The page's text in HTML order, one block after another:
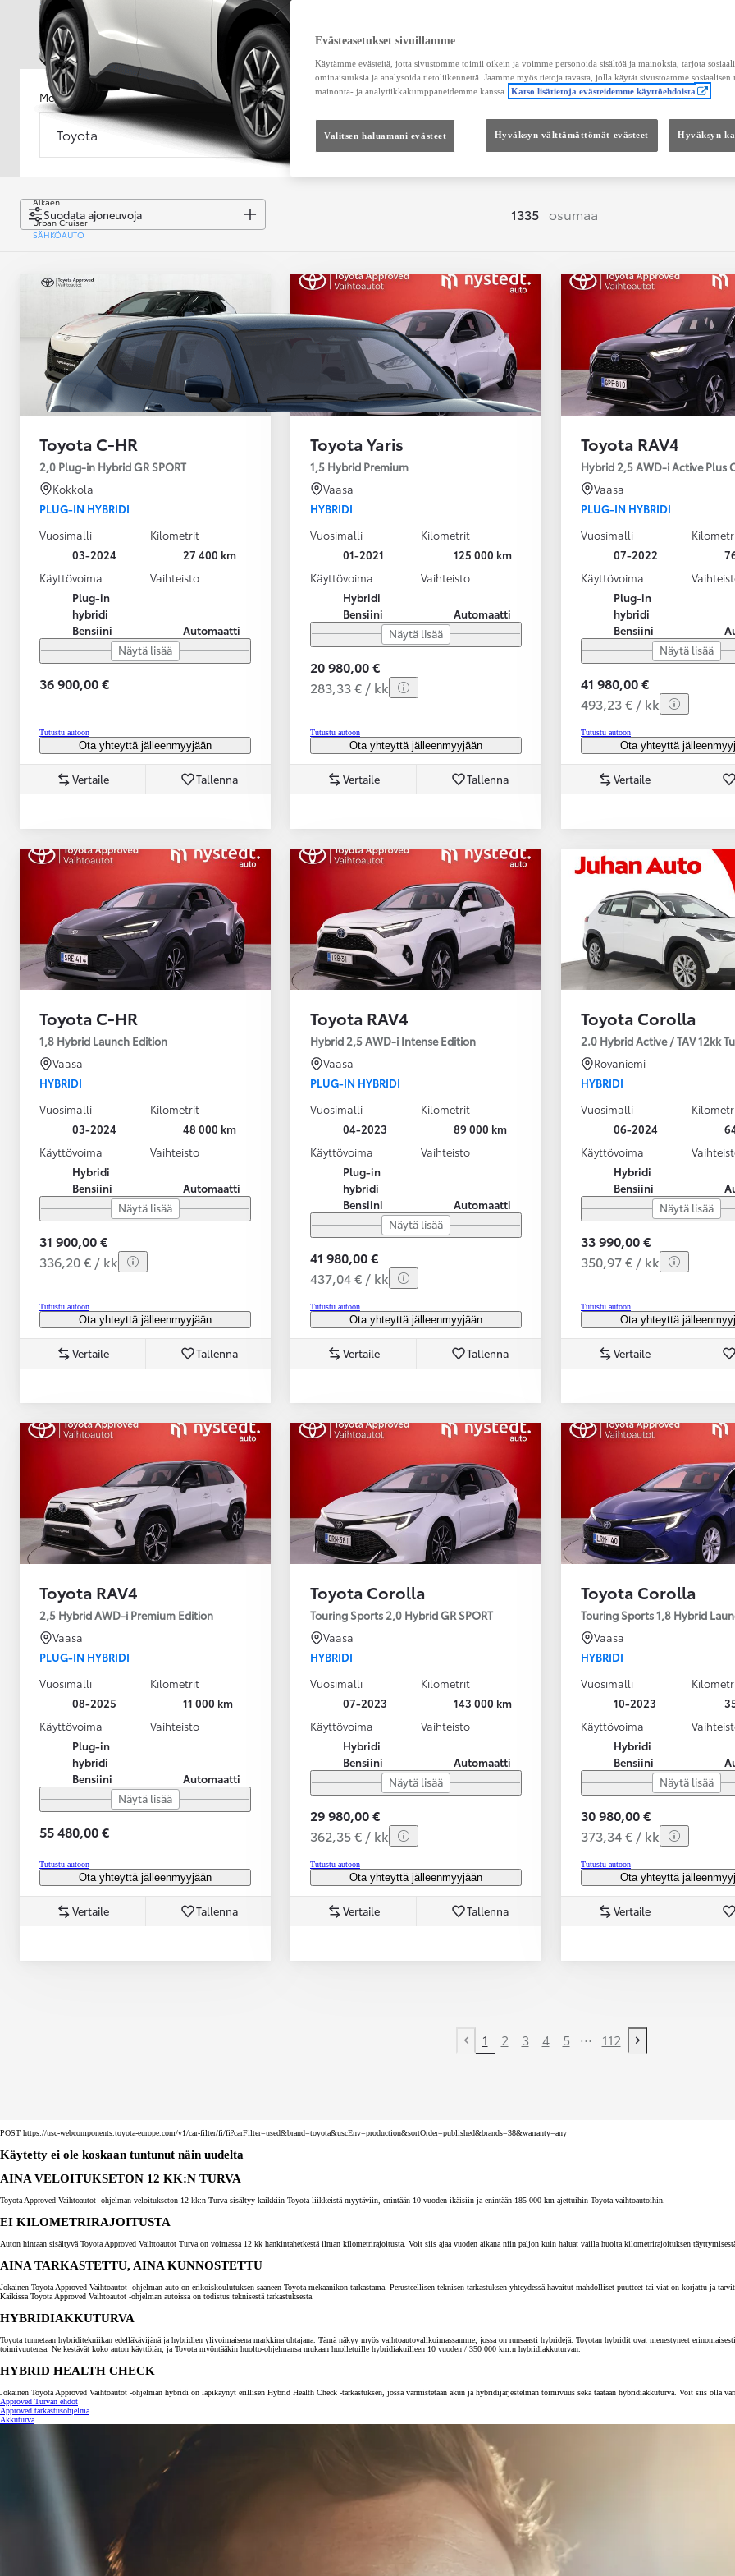
Alkaen
Urban Cruiser
SÄHKÖAUTO
Alkaen
tai kuukausierä
Merkki
Toyota
Malli
Malli
Hinta
Kokonaishinta
Suodata ajoneuvoja 1335 osumaa
Toyota C-HR
2,0 Plug-in Hybrid GR SPORT
Kokkola
PLUG-IN HYBRIDI
Vuosimalli
03-2024
Kilometrit
27 400 km
Käyttövoima
Plug-in
hybridi
Bensiini
Vaihteisto
Automaatti
Näytä lisää
36 900,00 €
Tutustu autoon
Ota yhteyttä jälleenmyyjään
Vertaile Tallenna
Toyota Yaris
1,5 Hybrid Premium
Vaasa
HYBRIDI
Vuosimalli
01-2021
Kilometrit
125 000 km
Käyttövoima
Hybridi
Bensiini
Vaihteisto
Automaatti
Näytä lisää
20 980,00 €
283,33 € / kk
Tutustu autoon
Ota yhteyttä jälleenmyyjään
Vertaile Tallenna
Toyota RAV4
Hybrid 2,5 AWD-i Active Plus
Vaasa
PLUG-IN HYBRIDI
Vuosimalli
07-2022
Käyttövoima
Plug-in
hybridi
Bensiini
Näytä lisää
41 980,00 €
493,23 € / kk
Tutustu autoon
Ota yhteyttä
Vertaile
Toyota C-HR
1,8 Hybrid Launch Edition
Vaasa
HYBRIDI
Vuosimalli
03-2024
Kilometrit
48 000 km
Käyttövoima
Hybridi
Bensiini
Vaihteisto
Automaatti
Näytä lisää
31 900,00 €
336,20 € / kk
Tutustu autoon
Ota yhteyttä jälleenmyyjään
Vertaile Tallenna
Toyota RAV4
Hybrid 2,5 AWD-i Intense Edition
Vaasa
PLUG-IN HYBRIDI
Vuosimalli
04-2023
Kilometrit
89 000 km
Käyttövoima
Plug-in
hybridi
Bensiini
Vaihteisto
Automaatti
Näytä lisää
41 980,00 €
437,04 € / kk
Tutustu autoon
Ota yhteyttä jälleenmyyjään
Vertaile Tallenna
Toyota Corolla
2.0 Hybrid Active / TAV 12kk
Rovaniemi
HYBRIDI
Vuosimalli
06-2024
Käyttövoima
Hybridi
Bensiini
Näytä lisää
33 990,00 €
350,97 € / kk
Tutustu autoon
Ota yhteyttä
Vertaile
Toyota RAV4
2,5 Hybrid AWD-i Premium Edition
Vaasa
PLUG-IN HYBRIDI
Vuosimalli
08-2025
Kilometrit
11 000 km
Käyttövoima
Plug-in
hybridi
Bensiini
Vaihteisto
Automaatti
Näytä lisää
55 480,00 €
Tutustu autoon
Ota yhteyttä jälleenmyyjään
Vertaile Tallenna
Toyota Corolla
Touring Sports 2,0 Hybrid GR SPORT
Vaasa
HYBRIDI
Vuosimalli
07-2023
Kilometrit
143 000 km
Käyttövoima
Hybridi
Bensiini
Vaihteisto
Automaatti
Näytä lisää
29 980,00 €
362,35 € / kk
Tutustu autoon
Ota yhteyttä jälleenmyyjään
Vertaile Tallenna
Toyota Corolla
Touring Sports 1,8 Hybrid
Vaasa
HYBRIDI
Vuosimalli
10-2023
Käyttövoima
Hybridi
Bensiini
Näytä lisää
30 980,00 €
373,34 € / kk
Tutustu autoon
Ota yhteyttä
Vertaile
Previous page
1 2 3 4 5 ... 112
Next page
POST https://usc-webcomponents.toyota-europe.com/v1/car-filter/fi/fi?carFilter=used&brand=toyota&uscEnv=production&sortOrder=published&brands=38&warranty=any
Käytetty ei ole koskaan tuntunut näin uudelta
AINA VELOITUKSETON 12 KK:N TURVA
Toyota Approved Vaihtoautot -ohjelman veloitukseton 12 kk:n Turva sisältyy kaikkiin Toyota-liikkeistä myytäviin, enintään 10 vuoden ikäisiin ja enintään 185 000 km ajettuihin Toyota-vaihtoautoihin.
EI KILOMETRIRAJOITUSTA
Auton hintaan sisältyvä Toyota Approved Vaihtoautot Turva on voimassa 12 kk hankintahetkestä ilman kilometrirajoitusta. Voit siis ajaa vuoden aikana niin paljon kuin haluat vailla huolta kilometrirajoituksen
AINA TARKASTETTU, AINA KUNNOSTETTU
Jokainen Toyota Approved Vaihtoautot -ohjelman auto on erikoiskoulutuksen saaneen Toyota-mekaanikon tarkastama. Perusteellisen teknisen tarkastuksen yhteydessä havaitut mahdolliset puutteet tai viat on korjattu ja
Kaikissa Toyota Approved Vaihtoautot -ohjelman autoissa on todistus teknisestä tarkastuksesta.
HYBRIDIAKKUTURVA
Toyota tunnetaan hybriditekniikan edelläkävijänä ja hybridien ylivoimaisena markkinajohtajana. Tämä näkyy myös vaihtoautovalikoimassamme, jossa on runsaasti hybridejä. Toyotan hybridit ovat menestyneet
toimivuutensa. Ne kestävät koko auton käyttöiän, ja Toyota myöntääkin huolto-ohjelmansa mukaan huolletuille hybridiakuilleen 10 vuoden / 350 000 km:n hybridiakkuturvan.
HYBRID HEALTH CHECK
Jokainen Toyota Approved Vaihtoautot -ohjelman hybridi on läpikäynyt erillisen Hybrid Health Check -tarkastuksen, jossa varmistetaan akun ja hybridijärjestelmän toimivuus sekä taataan hybridiakkuturva. Voit siis olla
Approved Turvan ehdot
Approved tarkastusohjelma
Akkuturva
Evästeasetukset sivuillamme
Käytämme evästeitä, jotta sivustomme toimii oikein ja voimme personoida sisältöä ja mainoksia, tarjota
ominaisuuksia ja analysoida tietoliikennettä. Jaamme myös tietoja tavasta, jolla käytät sivustoamme sosiaalisen
mainonta- ja analytiikkakumppaneidemme kanssa.
Katso lisätietoja evästeidemme käyttöehdoista
Valitsen haluamani evästeet Hyväksyn välttämättömät evästeet Hyväksyn